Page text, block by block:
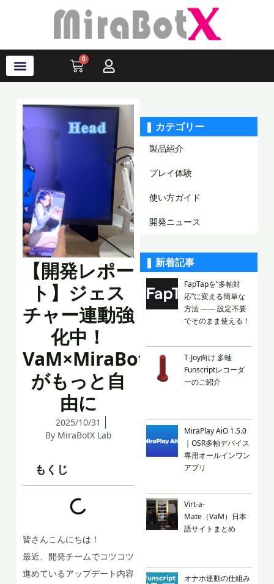
ス
ッ
0
Cart
【開発レポー
ト】ジェス
チャー連動強
化中！
VaM×MiraBot
がもっと自
由に
2025/10/31
ByMiraBotX Lab
もくじ
皆さんこんにちは！
最近、開発チームでコツコツ
進めているアップデート内容
❚ カテゴリー
製品紹介
プレイ体験
使い方ガイド
開発ニュース
❚ 新着記事
FapTapを“多軸対
応”に変える簡単な
方法 —— 設定不要
でそのまま使える！
T-Joy向け 多軸
Funscriptレコーダ
ーのご紹介
MiraPlay AiO 1.5.0
｜OSR多軸デバイス
専用オールインワン
アプリ
Virt-a-
Mate（VaM）日本
語サイトまとめ
オナホ連動の仕組み